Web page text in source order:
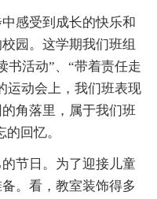
感受到成长的快乐和
园。这学期我们班组
书活动”、“带着责任走
运动会上，我们班表现
角落里，属于我们班
回忆。
节日。为了迎接儿童
。看，教室装饰得多